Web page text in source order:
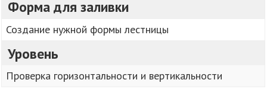
Форма для заливки
Создание нужной формы лестницы
Уровень
Проверка горизонтальности и вертикальности